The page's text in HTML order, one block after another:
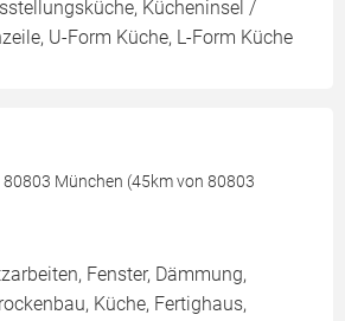
Kücheninsel /
U-Form Küche, L-Form Küche
80803 München (45km von 80803
Fenster, Dämmung,
Küche, Fertighaus,